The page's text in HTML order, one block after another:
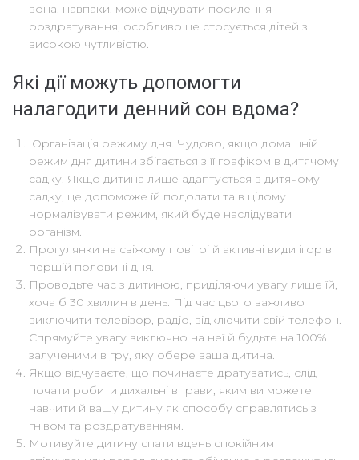
вона, навпаки, може відчувати посилення
роздратування, особливо це стосується дітей з
високою чутливістю.
Які дії можуть допомогти
налагодити денний сон вдома?
Організація режиму дня. Чудово, якщо домашній
режим дня дитини збігається з її графіком в дитячому
садку. Якщо дитина лише адаптується в дитячому
садку, це допоможе їй подолати та в цілому
нормалізувати режим, який буде наслідувати
організм.
Прогулянки на свіжому повітрі й активні види ігор в
першій половині дня.
Проводьте час з дитиною, приділяючи увагу лише їй,
хоча б 30 хвилин в день. Під час цього важливо
виключити телевізор, радіо, відключити свій телефон.
Спрямуйте увагу виключно на неї й будьте на 100%
залученими в гру, яку обере ваша дитина.
Якщо відчуваєте, що починаєте дратуватись, слід
почати робити дихальні вправи, яким ви можете
навчити й вашу дитину як способу справлятись з
гнівом та роздратуванням.
Мотивуйте дитину спати вдень спокійним